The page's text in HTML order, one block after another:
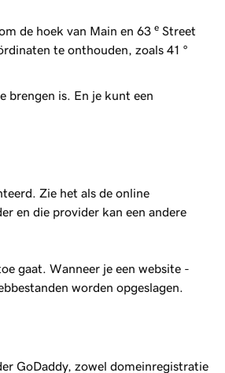
de hoek van Main en 63 e Street
te onthouden, zoals 41 °
brengen is. En je kunt een
Zie het als de online
en die provider kan een andere
gaat. Wanneer je een website -
worden opgeslagen.
GoDaddy, zowel domeinregistratie